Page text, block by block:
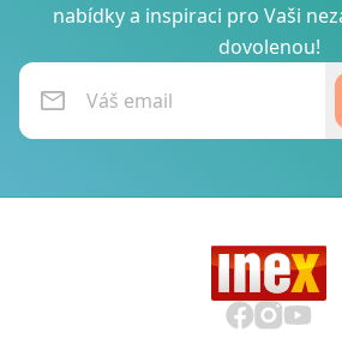
nabídky a inspiraci pro Vaši
dovolenou!